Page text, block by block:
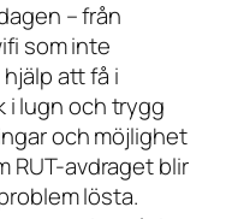
– från
som inte
att få i
i lugn och trygg
och möjlighet
RUT-avdraget blir
lösta.